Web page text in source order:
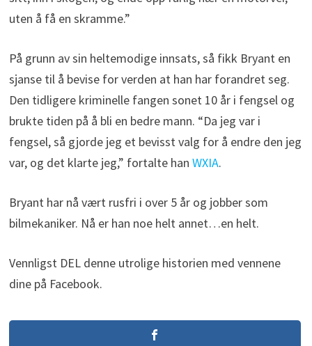
uten å få en skramme.”
På grunn av sin heltemodige innsats, så fikk Bryant en
sjanse til å bevise for verden at han har forandret seg.
Den tidligere kriminelle fangen sonet 10 år i fengsel og
brukte tiden på å bli en bedre mann. “Da jeg var i
fengsel, så gjorde jeg et bevisst valg for å endre den jeg
var, og det klarte jeg,” fortalte han WXIA.
Bryant har nå vært rusfri i over 5 år og jobber som
bilmekaniker. Nå er han noe helt annet…en helt.
Vennligst DEL denne utrolige historien med vennene
dine på Facebook.